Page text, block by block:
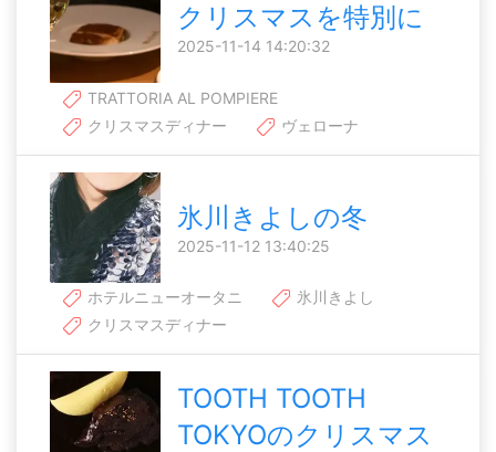
クリスマスを特別に
2025-11-14 14:20:32
TRATTORIA AL POMPIERE
クリスマスディナー
ヴェローナ
氷川きよしの冬
2025-11-12 13:40:25
ホテルニューオータニ
氷川きよし
クリスマスディナー
TOOTH TOOTH
TOKYOのクリスマス